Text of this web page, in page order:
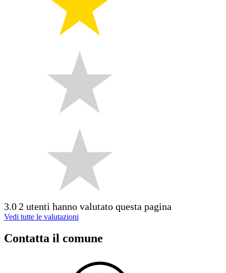
3.0 2 utenti hanno valutato questa pagina
Vedi tutte le valutazioni
Contatta il comune